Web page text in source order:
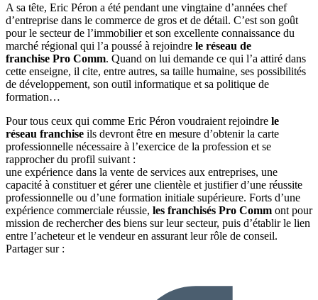
A sa tête, Eric Péron a été pendant une vingtaine d’années chef
d’entreprise dans le commerce de gros et de détail. C’est son goût
pour le secteur de l’immobilier et son excellente connaissance du
marché régional qui l’a poussé à rejoindre le réseau de
franchise Pro Comm. Quand on lui demande ce qui l’a attiré dans
cette enseigne, il cite, entre autres, sa taille humaine, ses possibilités
de développement, son outil informatique et sa politique de
formation…
Pour tous ceux qui comme Eric Péron voudraient rejoindre le
réseau franchise ils devront être en mesure d’obtenir la carte
professionnelle nécessaire à l’exercice de la profession et se
rapprocher du profil suivant :
une expérience dans la vente de services aux entreprises, une
capacité à constituer et gérer une clientèle et justifier d’une réussite
professionnelle ou d’une formation initiale supérieure. Forts d’une
expérience commerciale réussie, les franchisés Pro Comm ont pour
mission de rechercher des biens sur leur secteur, puis d’établir le lien
entre l’acheteur et le vendeur en assurant leur rôle de conseil.
Partager sur :